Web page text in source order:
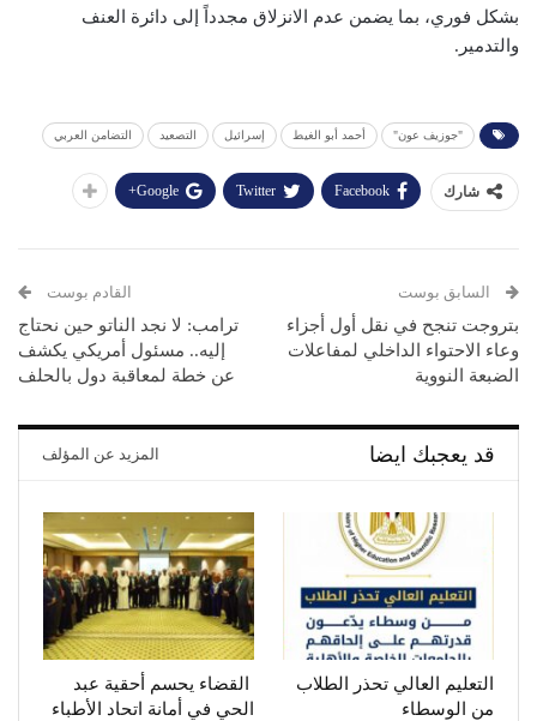
بشكل فوري، بما يضمن عدم الانزلاق مجدداً إلى دائرة العنف
والتدمير.
"جوزيف عون" أحمد أبو الغيط إسرائيل التصعيد التضامن العربي
شارك Facebook
Twitter
Google+
السابق بوست
بتروجت تنجح في نقل أول أجزاء
وعاء الاحتواء الداخلي لمفاعلات
الضبعة النووية
القادم بوست
ترامب: لا نجد الناتو حين نحتاج
إليه.. مسئول أمريكي يكشف
عن خطة لمعاقبة دول بالحلف
قد يعجبك ايضا المزيد عن المؤلف
التعليم العالي تحذر الطلاب
من الوسطاء
القضاء يحسم أحقية عبد
الحي في أمانة اتحاد الأطباء